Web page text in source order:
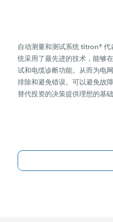
自动测量和测试系统 titron®
统采用了最先进的技术，能够
试和电缆诊断功能。从而为电
排除和避免错误。可以避免故
替代投资的决策提供理想的基础